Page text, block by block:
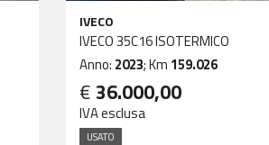
IVECO
IVECO 35C16 ISOTERMICO
Anno: 2023; Km 159.026
€ 36.000,00
IVA esclusa
USATO